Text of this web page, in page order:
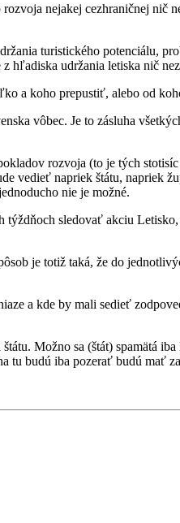
nejakej cezhraničnej nič
turistického potenciálu,
hľadiska udržania letiska nič
a koho prepustiť, alebo od
vôbec. Je to zásluha
rozvoja (to je tých
vedieť napriek štátu, napriek
nie je možné.
týždňoch sledovať akciu
je totiž taká, že do
a kde by mali sedieť
Možno sa (štát) spamätá iba
tu budú iba pozerať budú mať